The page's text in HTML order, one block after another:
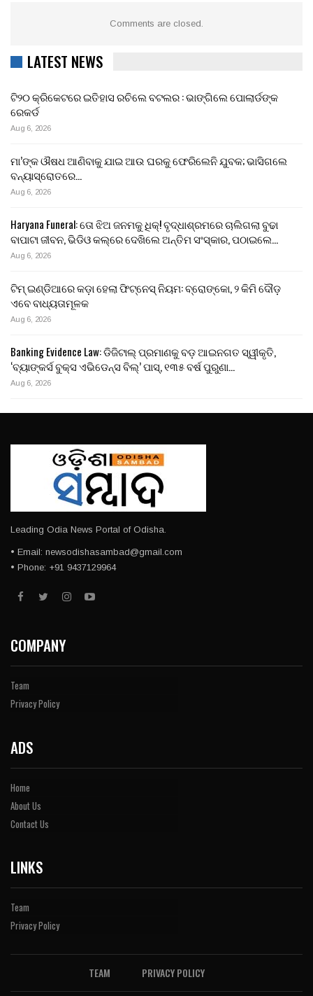
Comments are closed.
LATEST NEWS
ଟି୨୦ କ୍ରିକେଟରେ ଇତିହାସ ରଚିଲେ ବଟଲର : ଭାଙ୍ଗିଲେ ପୋଲାର୍ଡଙ୍କ
ରେକର୍ଡ
Aug 6, 2026
ମା’ଙ୍କ ଔଷଧ ଆଣିବାକୁ ଯାଇ ଆଉ ଘରକୁ ଫେରିଲେନି ଯୁବକ; ଭାସିଗଲେ
ବନ୍ୟାସ୍ରୋତରେ…
Aug 6, 2026
Haryana Funeral: ତୋ ଝିଅ ଜନମକୁ ଧିକ୍! ବୃଦ୍ଧାଶ୍ରମରେ ଚାଲିଗଲା ବୁଢା
ବାପାଟା ଜୀବନ, ଭିଡିଓ କଲ୍‌ରେ ଦେଖିଲେ ଅନ୍ତିମ ସଂସ୍କାର, ପଠାଇଲେ…
Aug 6, 2026
ଟିମ୍ ଇଣ୍ଡିଆରେ କଡ଼ା ହେଲା ଫିଟ୍‌ନେସ୍ ନିୟମ: ବ୍ରୋଙ୍କୋ, ୨ କିମି ଦୌଡ଼
ଏବେ ବାଧ୍ୟତାମୂଳକ
Aug 6, 2026
Banking Evidence Law: ଡିଜିଟାଲ୍ ପ୍ରମାଣକୁ ବଡ଼ ଆଇନଗତ ସ୍ୱୀକୃତି,
‘ବ୍ୟାଙ୍କର୍ସ ବୁକ୍ସ ଏଭିଡେନ୍ସ ବିଲ୍’ ପାସ୍, ୧୩୫ ବର୍ଷ ପୁରୁଣା…
Aug 6, 2026
Leading Odia News Portal of Odisha.
• Email: newsodishasambad@gmail.com
• Phone: +91 9437129964
COMPANY
Team
Privacy Policy
ADS
Home
About Us
Contact Us
LINKS
Team
Privacy Policy
TEAM PRIVACY POLICY